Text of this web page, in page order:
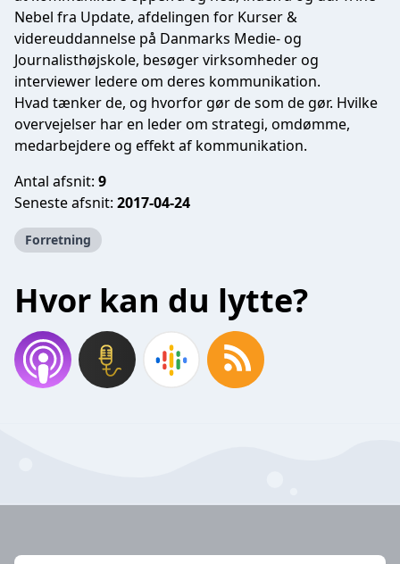
Nebel fra Update, afdelingen for Kurser &
videreuddannelse på Danmarks Medie- og
Journalisthøjskole, besøger virksomheder og
interviewer ledere om deres kommunikation.
Hvad tænker de, og hvorfor gør de som de gør. Hvilke
overvejelser har en leder om strategi, omdømme,
medarbejdere og effekt af kommunikation.
Antal afsnit: 9
Seneste afsnit: 2017-04-24
Forretning
Hvor kan du lytte?